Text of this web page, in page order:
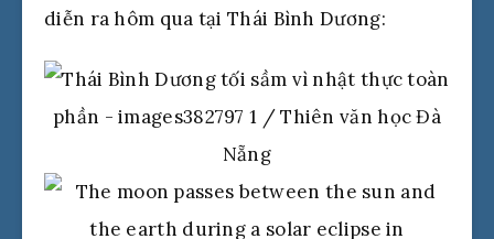
diễn ra hôm qua tại Thái Bình Dương: